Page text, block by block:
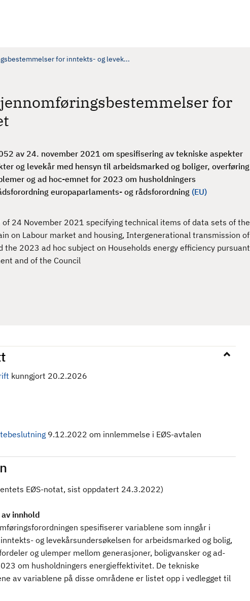
for inntekts- og levek...
for
av 24. november 2021 om spesifisering av tekniske aspekter
og levekår med hensyn til arbeidsmarked og boliger, overføring
og ad hoc-emnet for 2023 om husholdningers
europaparlaments- og rådsforordning (EU)
24 November 2021 specifying technical items of data sets of the
on Labour market and housing, Intergenerational transmission of
2023 ad hoc subject on Households energy efficiency pursuant
and of the Council
kunngjort 20.2.2026
9.12.2022 om innlemmelse i EØS-avtalen
EØS-notat, sist oppdatert 24.3.2022)
innhold
spesifiserer variablene som inngår i
og levekårsundersøkelsen for arbeidsmarked og bolig,
og ulemper mellom generasjoner, boligvansker og ad-
om husholdningers energieffektivitet. De tekniske
av variablene på disse områdene er listet opp i vedlegget til